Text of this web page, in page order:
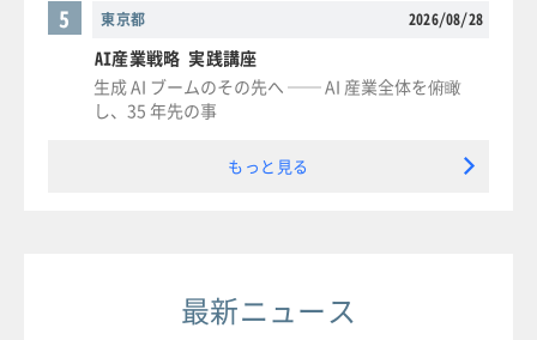
東京都 2026/08/28
5
AI産業戦略 実践講座
生成 AI ブームのその先へ ── AI 産業全体を俯瞰
し、35 年先の事
もっと見る
最新ニュース